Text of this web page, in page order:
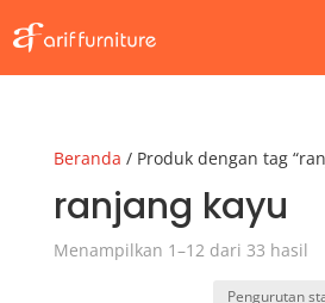
Beranda / Produk dengan tag
ranjang kayu
Menampilkan 1–12 dari 33 hasil